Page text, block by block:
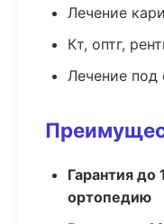
Лечение
Кт, оптг,
Лечение под
Гарантия до
ортопедию